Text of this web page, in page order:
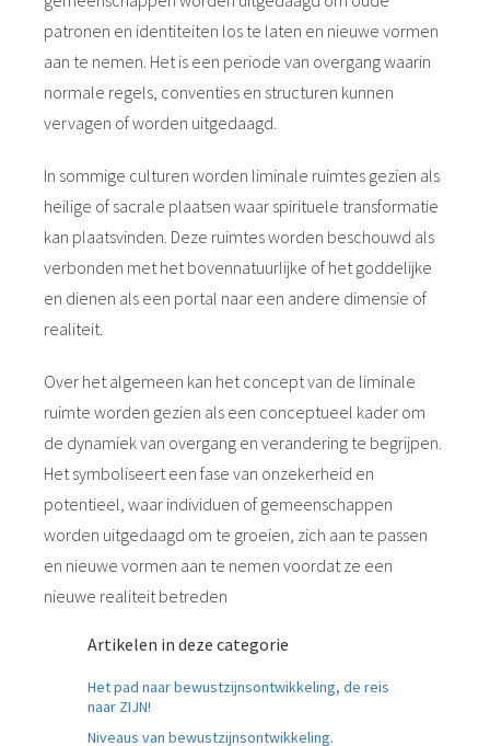
patronen en identiteiten los te laten en nieuwe vormen
aan te nemen. Het is een periode van overgang waarin
normale regels, conventies en structuren kunnen
vervagen of worden uitgedaagd.
In sommige culturen worden liminale ruimtes gezien als
heilige of sacrale plaatsen waar spirituele transformatie
kan plaatsvinden. Deze ruimtes worden beschouwd als
verbonden met het bovennatuurlijke of het goddelijke
en dienen als een portal naar een andere dimensie of
realiteit.
Over het algemeen kan het concept van de liminale
ruimte worden gezien als een conceptueel kader om
de dynamiek van overgang en verandering te begrijpen.
Het symboliseert een fase van onzekerheid en
potentieel, waar individuen of gemeenschappen
worden uitgedaagd om te groeien, zich aan te passen
en nieuwe vormen aan te nemen voordat ze een
nieuwe realiteit betreden
Artikelen in deze categorie
Het pad naar bewustzijnsontwikkeling, de reis
naar ZIJN!
Niveaus van bewustzijnsontwikkeling.